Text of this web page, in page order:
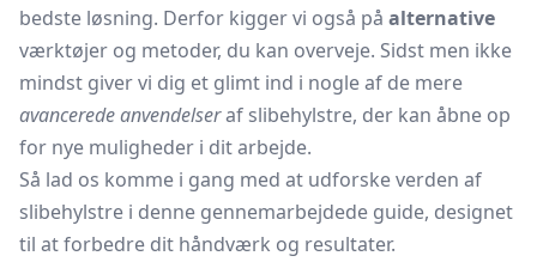
bedste løsning. Derfor kigger vi også på alternative
værktøjer og metoder, du kan overveje. Sidst men ikke
mindst giver vi dig et glimt ind i nogle af de mere
avancerede anvendelseraf slibehylstre, der kan åbne op
for nye muligheder i dit arbejde.
Så lad os komme i gang med at udforske verden af
slibehylstre i denne gennemarbejdede guide, designet
til at forbedre dit håndværk og resultater.